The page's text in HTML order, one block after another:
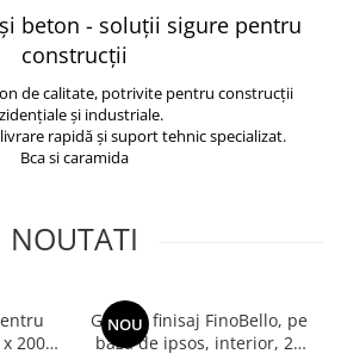
beton - soluții sigure pentru
construcții
de calitate, potrivite pentru construcții
și industriale.
rapidă și suport tehnic specializat.
Bca si caramida
NOUTATI
200 x
NOU
Glet de finisaj FinoBello, pe
baza de ipsos, interior, 20